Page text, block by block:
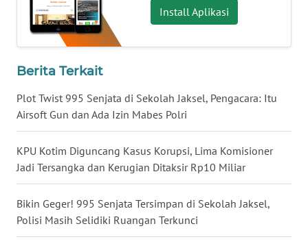
Install Aplikasi
Berita Terkait
Plot Twist 995 Senjata di Sekolah Jaksel, Pengacara: Itu
Airsoft Gun dan Ada Izin Mabes Polri
KPU Kotim Diguncang Kasus Korupsi, Lima Komisioner
Jadi Tersangka dan Kerugian Ditaksir Rp10 Miliar
Bikin Geger! 995 Senjata Tersimpan di Sekolah Jaksel,
Polisi Masih Selidiki Ruangan Terkunci
SUMBAR
WN
BENGKULU
WN
LAMPUNG
JATENG